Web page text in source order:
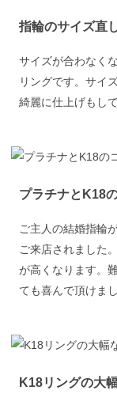
指輪のサイズ直
サイズが合わなく
リングです。サイ
綺麗に仕上げもし
プラチナとK18
ご主人の結婚指輪
ご来店されました
が高くなります。
ても喜んで頂けまし
K18リングの大